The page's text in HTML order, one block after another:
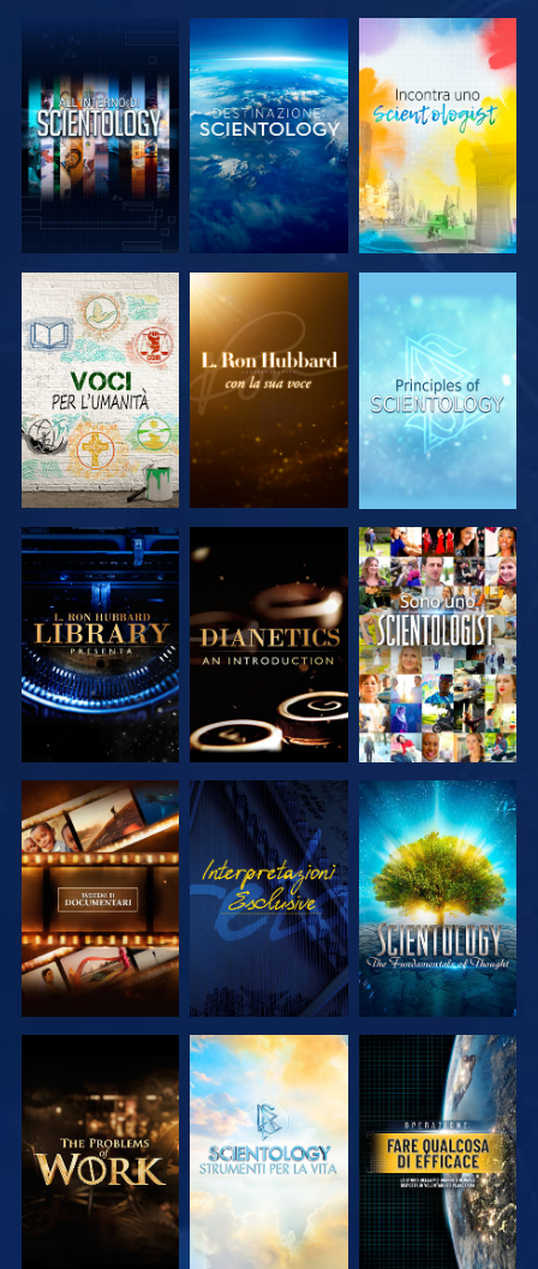
ESPLORA LE
SERIE
ESPLORA LE
SERIE
ESPLORA LE
SERIE
ESPLORA LE
SERIE
ESPLORA LE
SERIE
GUARDA
ESPLORA LE
SERIE
GUARDA
ESPLORA LE
SERIE
ESPLORA LE
SERIE
ESPLORA LE
SERIE
GUARDA